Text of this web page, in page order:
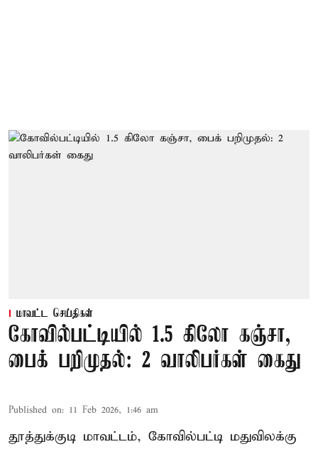
மாவட்ட செய்திகள்
கோவில்பட்டியில் 1.5 கிலோ கஞ்சா,
பைக் பறிமுதல்: 2 வாலிபர்கள் கைது
Published on: 11 Feb 2026, 1:46 am
தூத்துக்குடி மாவட்டம், கோவில்பட்டி மதுவிலக்கு